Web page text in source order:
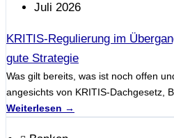
Juli 2026
KRITIS-Regulierung im
gute Strategie
Was gilt bereits, was ist noch offen
angesichts von KRITIS-Dachgesetz,
Weiterlesen →